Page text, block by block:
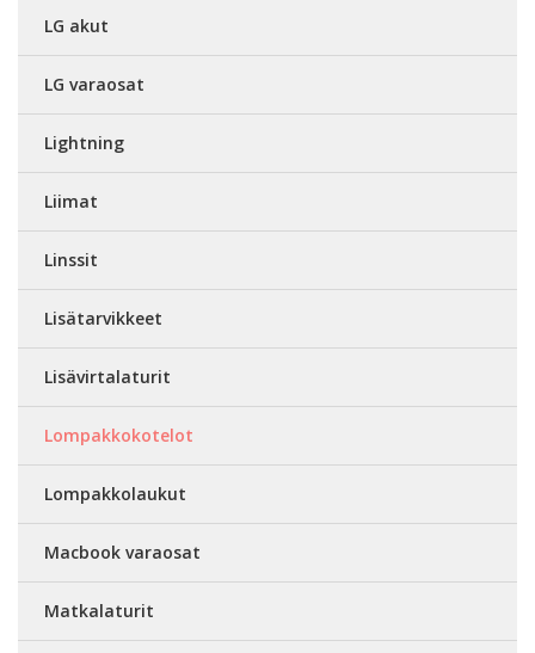
LG akut
LG varaosat
Lightning
Liimat
Linssit
Lisätarvikkeet
Lisävirtalaturit
Lompakkokotelot
Lompakkolaukut
Macbook varaosat
Matkalaturit